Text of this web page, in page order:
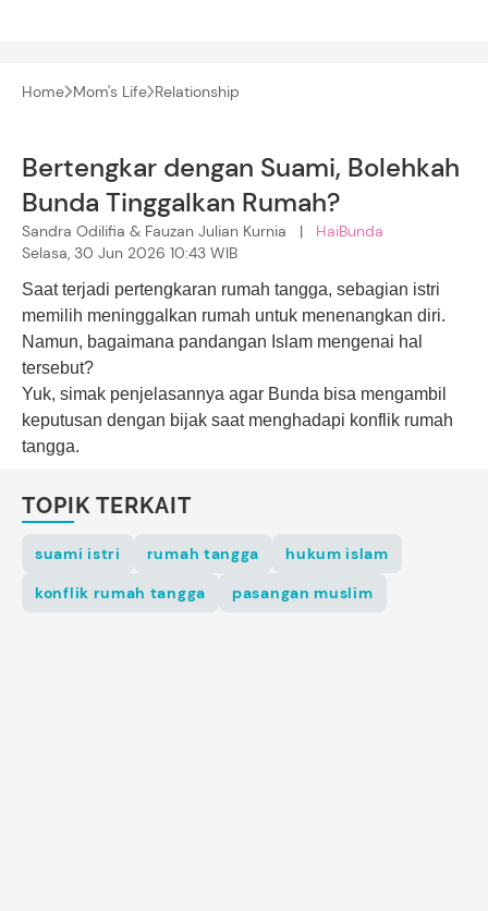
Home Mom's Life Relationship
Bertengkar dengan Suami, Bolehkah
Bunda Tinggalkan Rumah?
Sandra Odilifia & Fauzan Julian Kurnia | HaiBunda
Selasa, 30 Jun 2026 10:43 WIB
Saat terjadi pertengkaran rumah tangga, sebagian istri
memilih meninggalkan rumah untuk menenangkan diri.
Namun, bagaimana pandangan Islam mengenai hal
tersebut?
Yuk, simak penjelasannya agar Bunda bisa mengambil
keputusan dengan bijak saat menghadapi konflik rumah
tangga.
TOPIK TERKAIT
suami istri rumah tangga
hukum islam
konflik rumah tangga
pasangan muslim